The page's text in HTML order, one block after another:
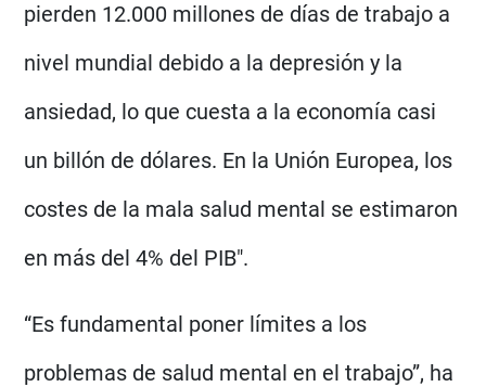
pierden 12.000 millones de días de trabajo a
nivel mundial debido a la depresión y la
ansiedad, lo que cuesta a la economía casi
un billón de dólares. En la Unión Europea, los
costes de la mala salud mental se estimaron
en más del 4% del PIB".
“Es fundamental poner límites a los
problemas de salud mental en el trabajo”, ha